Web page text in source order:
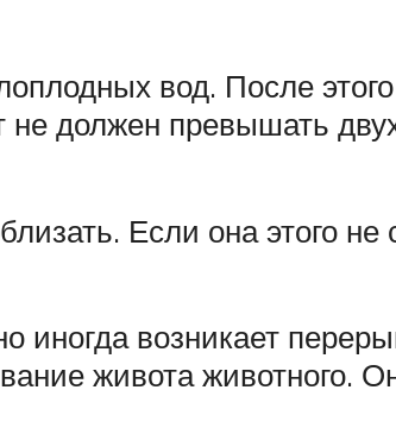
вод. После
должен превышать
Если она этого
иногда возникает
живота животного.